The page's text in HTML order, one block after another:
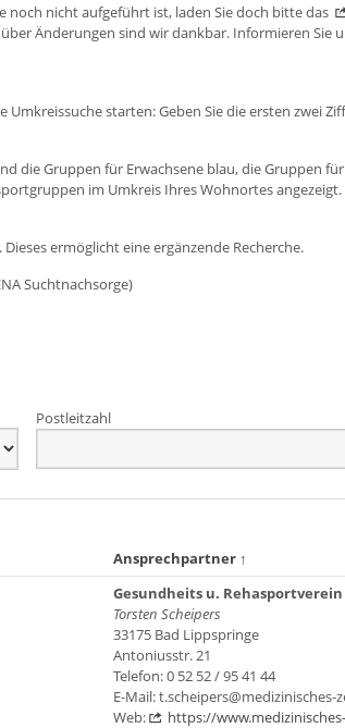
nicht aufgeführt ist, laden Sie doch bitte das
Änderungen sind wir dankbar. Informieren Sie
starten: Geben Sie die ersten zwei
die Gruppen für Erwachsene blau, die Gruppen
im Umkreis Ihres Wohnortes angezeigt.
ermöglicht eine ergänzende Recherche.
Suchtnachsorge)
Postleitzahl
Ansprechpartner ↑
Gesundheits u.
Torsten Scheipers
33175 Bad Lippspringe
Antoniusstr. 21
Telefon: 0 52 52 / 95 41 44
E-Mail: t.scheipers@medizinisches-
Web:
https://